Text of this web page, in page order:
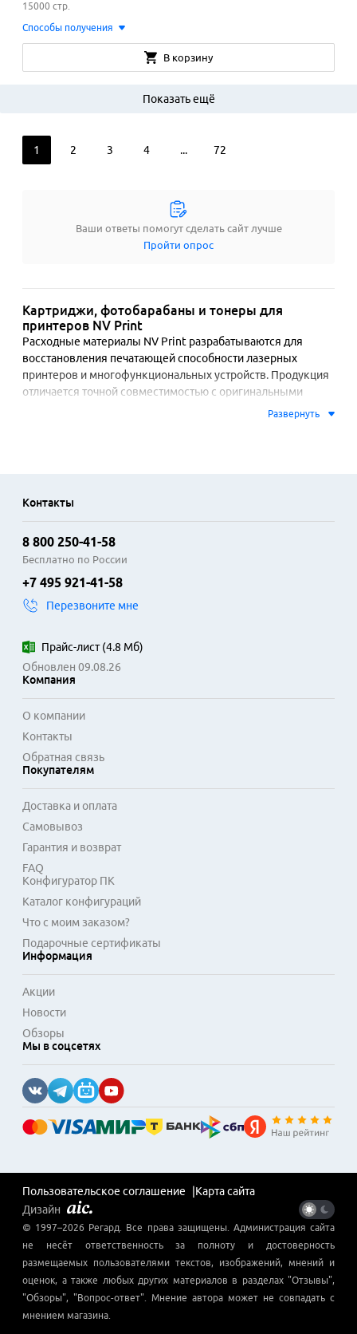
15000 стр.
Способы получения
В корзину
1 2 3 4 ... 72
Показать ещё
Ваши ответы помогут сделать сайт лучше
Пройти опрос
Картриджи, фотобарабаны и тонеры для
принтеров NV Print
Расходные материалы NV Print разрабатываются для
восстановления печатающей способности лазерных
принтеров и многофункциональных устройств. Продукция
отличается точной совместимостью с оригинальными
аппаратами, что обеспечивает стабильную работу без
Ассортимент включает как полностью собранные
картриджи, так и отдельные компоненты: тонер-
картриджи, фотобарабаны и узлы проявки. Это позволяет
проводить как полную замену блока, так и экономичную
Совместимость подтверждена с широким перечнем
офисах. Материалы подходят для печати текстовых
документов и графики с удовлетворительной
детализацией.
Использование совместимых расходников NV Print
Продукция проходит контроль на всех этапах, что
минимизирует риск брака. Ресурс каждого картриджа
соответствует заявленным страницам, обеспечивая
компонентов увеличивает срок службы печатающего
устройства, сокращая общие затраты на его содержание.
Развернуть
Контакты
8 800 250-41-58
Бесплатно по России
+7 495 921-41-58
Перезвоните мне
Прайс-лист(4.8 Мб)
Обновлен 09.08.26
Компания
О компании
Контакты
Обратная связь
Покупателям
Доставка и оплата
Самовывоз
Гарантия и возврат
FAQ
Конфигуратор ПК
Каталог конфигураций
Что с моим заказом?
Подарочные сертификаты
Информация
Акции
Новости
Обзоры
Мы в соцсетях
Пользовательское соглашение
Карта сайта
Дизайн
© 1997–2026 Регард . Все права защищены. Администрация сайта
не несёт ответственность за полноту и достоверность
размещаемых пользователями текстов, изображений, мнений и
оценок, а также любых других материалов в разделах "Отзывы",
"Обзоры", "Вопрос-ответ". Мнение автора может не совпадать с
мнением магазина.